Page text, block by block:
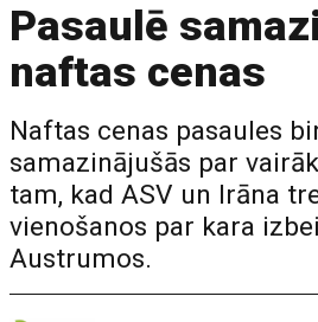
Pasaulē
naftas cenas
Naftas cenas pasaules
samazinājušās par
tam, kad ASV un Irāna
vienošanos par kara
Austrumos.